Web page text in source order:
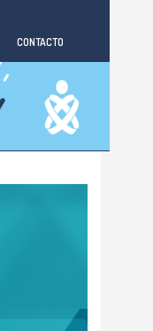
CONTACTO